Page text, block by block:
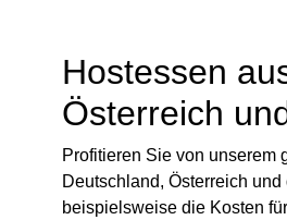
Hostessen
Österreich
Profitieren Sie von unserem
Deutschland, Österreich
beispielsweise die Kosten